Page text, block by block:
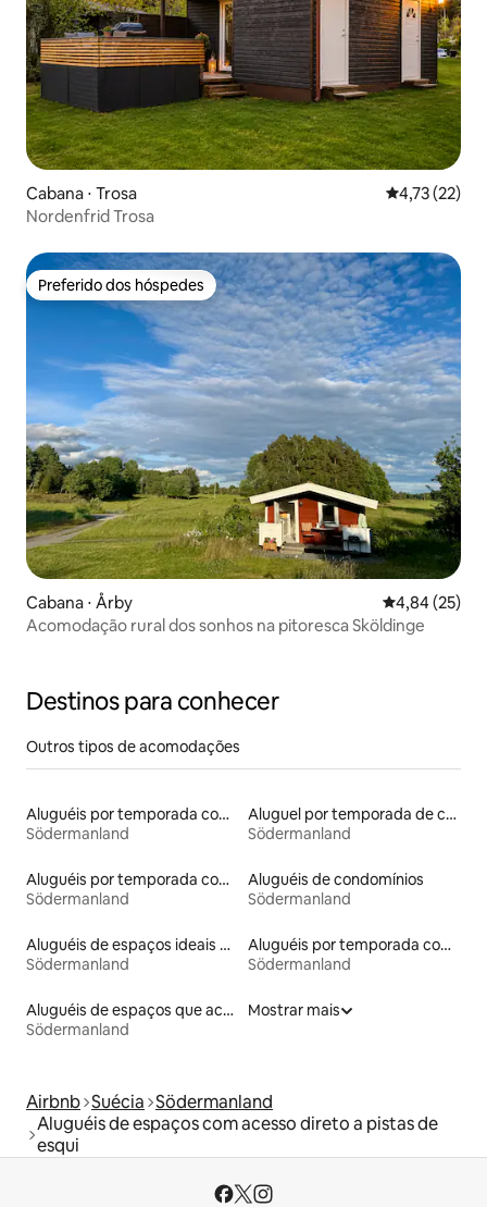
Cabana ⋅ Trosa 4,73 de uma
4,73 (22)
Nordenfrid Trosa
Preferido dos hóspedes
Preferido dos hóspedes
Cabana ⋅ Årby 4,84 de uma
4,84 (25)
Acomodação rural dos sonhos na pitoresca Sköldinge
Destinos para conhecer
Outros tipos de acomodações
Aluguéis por temporada com sauna
Södermanland
Aluguel por temporada de casas de hóspedes
Södermanland
Aluguéis por temporada com café da manhã
Södermanland
Aluguéis de condomínios
Södermanland
Aluguéis de espaços ideais para famílias
Södermanland
Aluguéis por temporada com acesso ao lago
Södermanland
Aluguéis de espaços que aceitam animais de estimação
Södermanland
Mostrar mais
Airbnb Suécia Södermanland
Aluguéis de espaços com acesso direto a pistas de
esqui